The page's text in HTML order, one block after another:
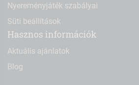
Nyereményjáték szabályai
Süti beállítások
Hasznos információk
Aktuális ajánlatok
Blog